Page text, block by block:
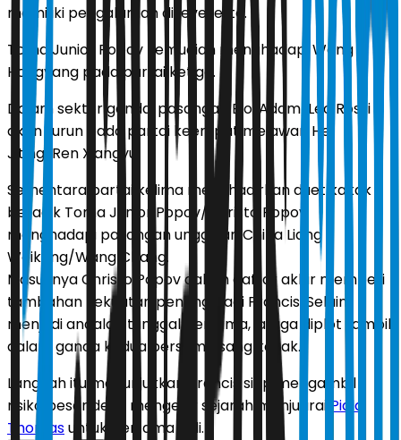
memiliki pengalaman di level elite.
Toma Junior Popov kemudian menghadapi Weng
Hongyang pada partai ketiga.
Dalam sektor ganda, pasangan Eloi Adam/Leo Rossi
akan turun pada partai keempat melawan He
Jiting/Ren Xiangyu.
Sementara partai kelima menghadirkan duet kakak
beradik Toma Junior Popov/Christo Popov
menghadapi pasangan unggulan China Liang
Weikeng/Wang Chang.
Masuknya Christo Popov dalam daftar akhir memberi
tambahan kekuatan penting bagi Prancis. Selain
menjadi andalan tunggal pertama, ia juga diplot tampil
dalam ganda kedua bersama sang kakak.
Langkah itu menunjukkan Prancis siap mengambil
risiko besar demi mengejar sejarah menjuarai Piala
Thomasuntuk pertama kali.